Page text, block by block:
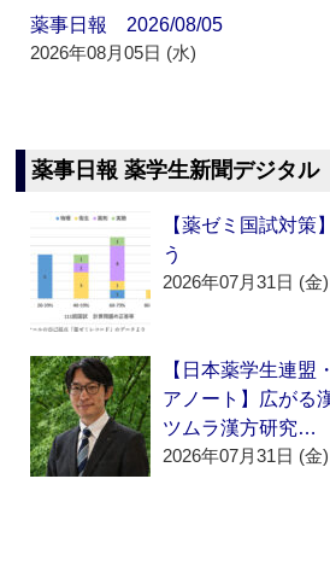
薬事日報 2026/08/05
2026年08月05日 (水)
薬事日報 薬学生新聞デジタル
【薬ゼミ国試対策
う
2026年07月31日 (金)
【日本薬学生連盟
アノート】広がる
ツムラ漢方研究…
2026年07月31日 (金)